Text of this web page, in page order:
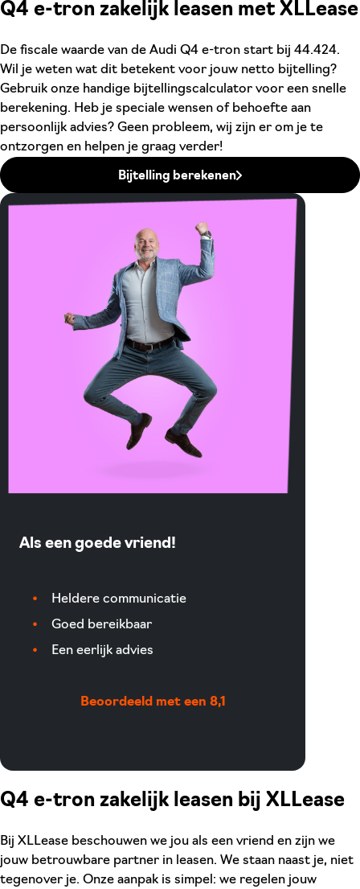
Q4 e-tron zakelijk leasen met XLLease
De fiscale waarde van de Audi Q4 e-tron start bij 44.424.
Wil je weten wat dit betekent voor jouw netto bijtelling?
Gebruik onze handige bijtellingscalculator voor een snelle
berekening. Heb je speciale wensen of behoefte aan
persoonlijk advies? Geen probleem, wij zijn er om je te
ontzorgen en helpen je graag verder!
Bijtelling berekenen
Q4 e-tron zakelijk leasen bij XLLease
Bij XLLease beschouwen we jou als een vriend en zijn we
jouw betrouwbare partner in leasen. We staan naast je, niet
tegenover je. Onze aanpak is simpel: we regelen jouw
Als een goede vriend!
Heldere communicatie
Goed bereikbaar
Een eerlijk advies
Beoordeeld met een 8,1